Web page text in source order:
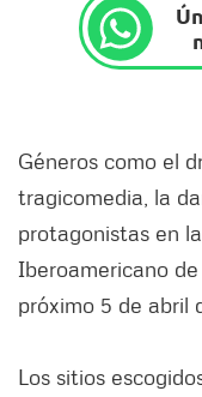
Géneros como el
tragicomedia, la
protagonistas en
Iberoamericano
próximo 5 de abril
Los sitios